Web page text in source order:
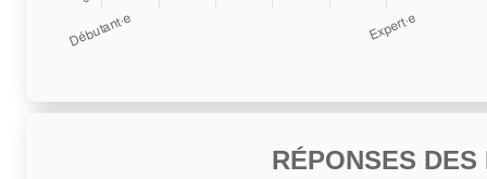
RÉPONSES